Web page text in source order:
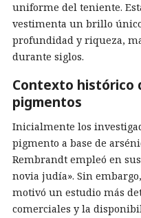
uniforme del teniente.
vestimenta un brillo
profundidad y riqueza,
durante siglos.
Contexto histórico
pigmentos
Inicialmente los
pigmento a base de
Rembrandt empleó en
novia judía». Sin
motivó un estudio más
comerciales y la